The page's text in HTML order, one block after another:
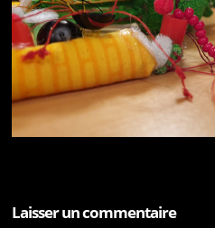
Laisser un commentaire